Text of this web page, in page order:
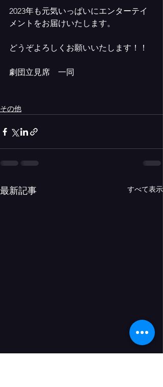
2023年も元気いっぱいにエンターテイ
メントをお届けいたします。
どうぞよろしくお願いいたします！！
劇団立見席　一同
その他
最新記事 すべて表示